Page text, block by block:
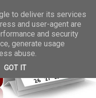
to deliver its services
and user-agent are
and security
generate usage
abuse.
GOT IT